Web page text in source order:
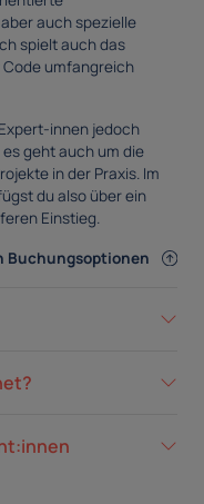
auch spezielle
spielt auch das
Code umfangreich
innen jedoch
geht auch um die
in der Praxis. Im
du also über ein
Einstieg.
Buchungsoptionen